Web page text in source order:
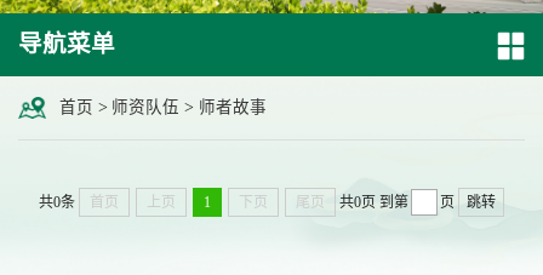
导航菜单
首页 > 师资队伍 > 师者故事
共0条 首页 上页 1 下页 尾页 共0页 到第 页 跳转